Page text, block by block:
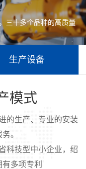
三十多个品种的高质量
生产设备
模式
的生产、专业的安装
。
科技型中小企业，绍
多项专利